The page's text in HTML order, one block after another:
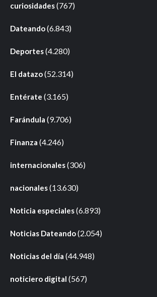
curiosidades(767)
Dateando(6.843)
Deportes(4.280)
El datazo(52.314)
Entérate (3.165)
Farándula (9.706)
Finanza (4.246)
internacionales(306)
nacionales(13.630)
Noticia especiales(6.893)
Noticias Dateando(2.054)
Noticias del día (44.948)
noticiero digital (567)